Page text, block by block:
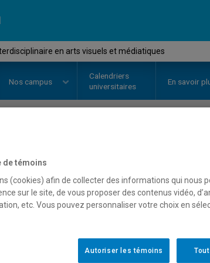
en arts visuels et médiatiques
Nos campus
Calendriers
universitaires
En savoir
FAM4002
Atelier de
en arts visuels et
de témoins
(cookies) afin de collecter des informations qui nous
sur le site, de vous proposer des contenus vidéo,
etc. Vous pouvez personnaliser votre choix en
Autoriser les témoins